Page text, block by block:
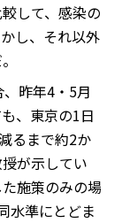
して、感染の
し、それ以外
昨年4・5月
、東京の1日
るまで約2か
が示してい
施策のみの場
水準にとどま